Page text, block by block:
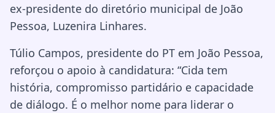
ex-presidente do diretório municipal de João
Pessoa, Luzenira Linhares.
Túlio Campos, presidente do PT em João Pessoa,
reforçou o apoio à candidatura: “Cida tem
história, compromisso partidário e capacidade
de diálogo. É o melhor nome para liderar o